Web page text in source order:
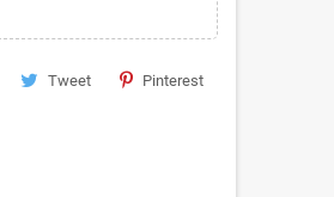
Tweet Pinterest